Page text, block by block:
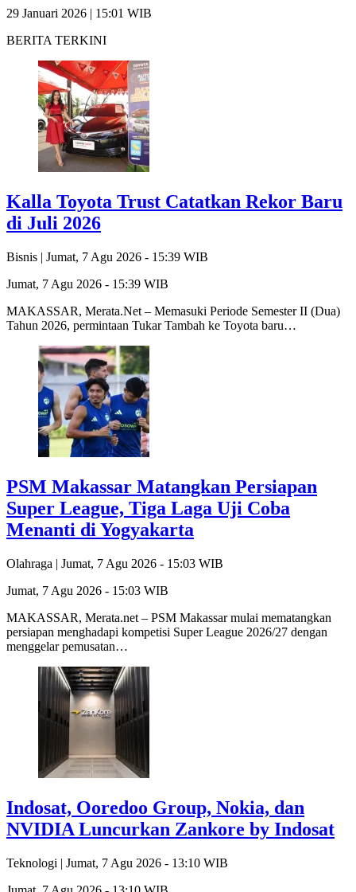
29 Januari 2026 | 15:01 WIB
BERITA TERKINI
Kalla Toyota Trust Catatkan Rekor Baru
di Juli 2026
Bisnis | Jumat, 7 Agu 2026 - 15:39 WIB
Jumat, 7 Agu 2026 - 15:39 WIB
MAKASSAR, Merata.Net – Memasuki Periode Semester II (Dua)
Tahun 2026, permintaan Tukar Tambah ke Toyota baru…
PSM Makassar Matangkan Persiapan
Super League, Tiga Laga Uji Coba
Menanti di Yogyakarta
Olahraga | Jumat, 7 Agu 2026 - 15:03 WIB
Jumat, 7 Agu 2026 - 15:03 WIB
MAKASSAR, Merata.net – PSM Makassar mulai mematangkan
persiapan menghadapi kompetisi Super League 2026/27 dengan
menggelar pemusatan…
Indosat, Ooredoo Group, Nokia, dan
NVIDIA Luncurkan Zankore by Indosat
Teknologi | Jumat, 7 Agu 2026 - 13:10 WIB